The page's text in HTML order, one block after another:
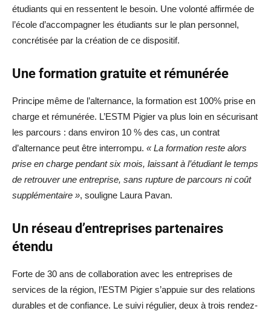
étudiants qui en ressentent le besoin. Une volonté affirmée de
l’école d’accompagner les étudiants sur le plan personnel,
concrétisée par la création de ce dispositif.
Une formation gratuite et rémunérée
Principe même de l’alternance, la formation est 100% prise en
charge et rémunérée. L’ESTM Pigier va plus loin en sécurisant
les parcours : dans environ 10 % des cas, un contrat
d’alternance peut être interrompu. « La formation reste alors
prise en charge pendant six mois, laissant à l’étudiant le temps
de retrouver une entreprise, sans rupture de parcours ni coût
supplémentaire », souligne Laura Pavan.
Un réseau d’entreprises partenaires
étendu
Forte de 30 ans de collaboration avec les entreprises de
services de la région, l’ESTM Pigier s’appuie sur des relations
durables et de confiance. Le suivi régulier, deux à trois rendez-